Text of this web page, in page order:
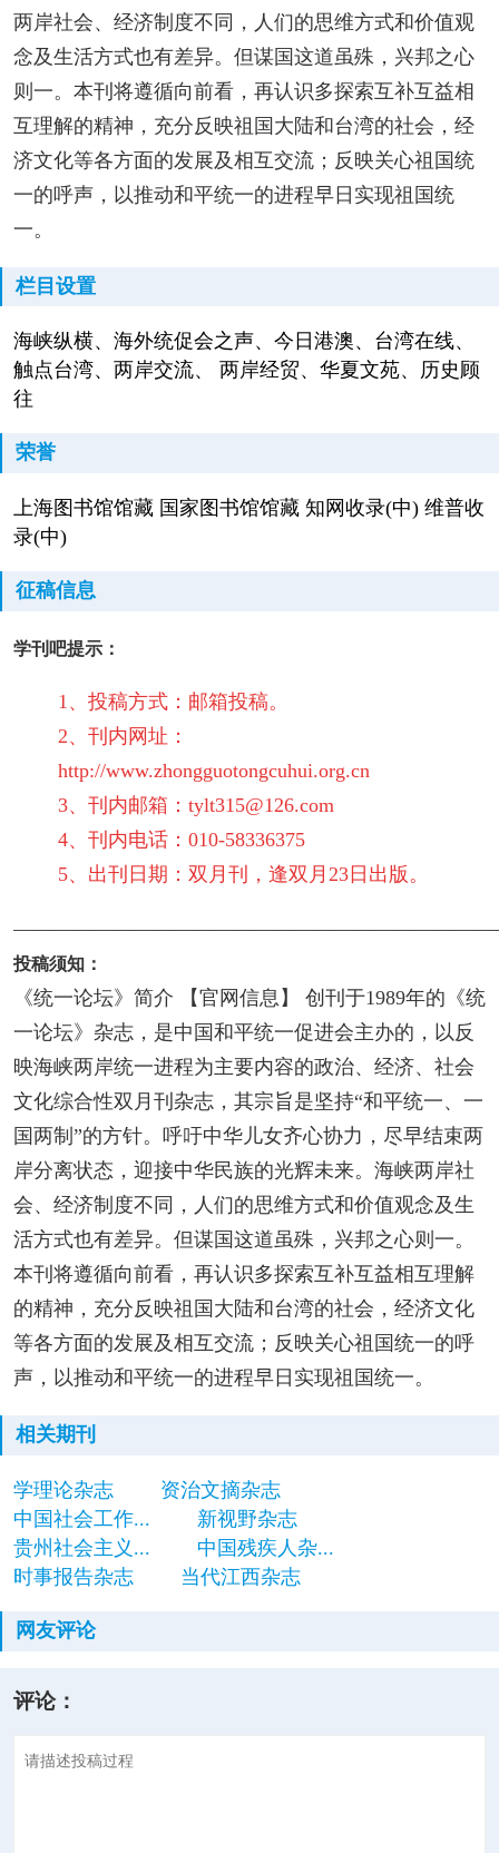
两岸社会、经济制度不同，人们的思维方式和价值观
念及生活方式也有差异。但谋国这道虽殊，兴邦之心
则一。本刊将遵循向前看，再认识多探索互补互益相
互理解的精神，充分反映祖国大陆和台湾的社会，经
济文化等各方面的发展及相互交流；反映关心祖国统
一的呼声，以推动和平统一的进程早日实现祖国统
一。
栏目设置
海峡纵横、海外统促会之声、今日港澳、台湾在线、
触点台湾、两岸交流、 两岸经贸、华夏文苑、历史顾
往
荣誉
上海图书馆馆藏 国家图书馆馆藏 知网收录(中) 维普收
录(中)
征稿信息
学刊吧提示：
1、投稿方式：邮箱投稿。
2、刊内网址：
http://www.zhongguotongcuhui.org.cn
3、刊内邮箱：tylt315@126.com
4、刊内电话：010-58336375
5、出刊日期：双月刊，逢双月23日出版。
投稿须知：
《统一论坛》简介 【官网信息】 创刊于1989年的《统
一论坛》杂志，是中国和平统一促进会主办的，以反
映海峡两岸统一进程为主要内容的政治、经济、社会
文化综合性双月刊杂志，其宗旨是坚持“和平统一、一
国两制”的方针。呼吁中华儿女齐心协力，尽早结束两
岸分离状态，迎接中华民族的光辉未来。海峡两岸社
会、经济制度不同，人们的思维方式和价值观念及生
活方式也有差异。但谋国这道虽殊，兴邦之心则一。
本刊将遵循向前看，再认识多探索互补互益相互理解
的精神，充分反映祖国大陆和台湾的社会，经济文化
等各方面的发展及相互交流；反映关心祖国统一的呼
声，以推动和平统一的进程早日实现祖国统一。
相关期刊
学理论杂志
资治文摘杂志
中国社会工作...
新视野杂志
贵州社会主义...
中国残疾人杂...
时事报告杂志
当代江西杂志
网友评论
评论：